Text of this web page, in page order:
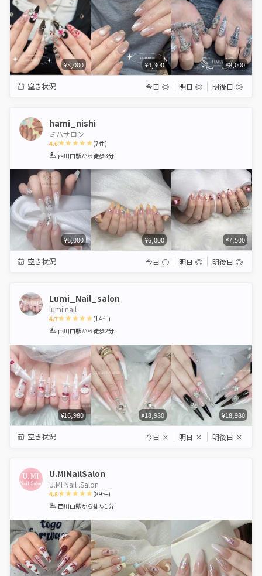
¥8,000 ¥4,300 ¥8,000
空き状況 今日 ◎ 明日 ◎ 明後日 ◎
hami_nishi
ミハサロン
4.6
1 2 3 4 5
(7件)
西川口駅から徒歩3分
¥6,000 ¥6,000 ¥7,500
空き状況 今日 ◯ 明日 ◎ 明後日 ◎
Lumi_Nail_salon
lumi nail
4.7
1 2 3 4 5
(14件)
西川口駅から徒歩2分
¥16,980 ¥18,980 ¥18,980
空き状況 今日 × 明日 × 明後日 ×
U.MINailSalon
U.MI Nail .Salon
4.8
1 2 3 4 5
(89件)
西川口駅から徒歩1分